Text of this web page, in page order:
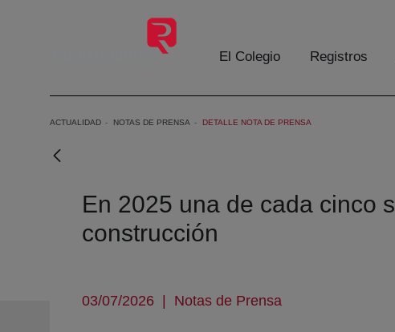
Saltar al contenido principal
El Colegio Registros
ACTUALIDAD NOTAS DE PRENSA DETALLE NOTA DE PRENSA
En 2025 una de cada cinco
construcción
03/07/2026 | Notas de Prensa